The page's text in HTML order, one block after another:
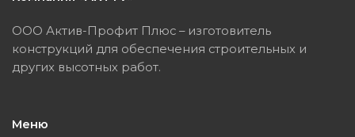
ООО Актив-Профит Плюс – изготовитель
конструкций для обеспечения строительных и
других высотных работ.
Меню